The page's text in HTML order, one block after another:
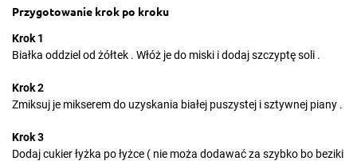
Przygotowanie krok po kroku
Krok 1
Białka oddziel od żółtek . Włóż je do miski i dodaj szczyptę soli .
Krok 2
Zmiksuj je mikserem do uzyskania białej puszystej i sztywnej piany .
Krok 3
Dodaj cukier łyżka po łyżce ( nie moża dodawać za szybko bo beziki